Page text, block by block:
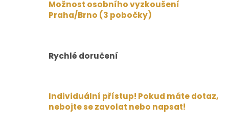
Možnost osobního vyzkoušení
Praha/Brno (3 pobočky)
Rychlé doručení
Individuální přístup! Pokud máte dotaz,
nebojte se zavolat nebo napsat!